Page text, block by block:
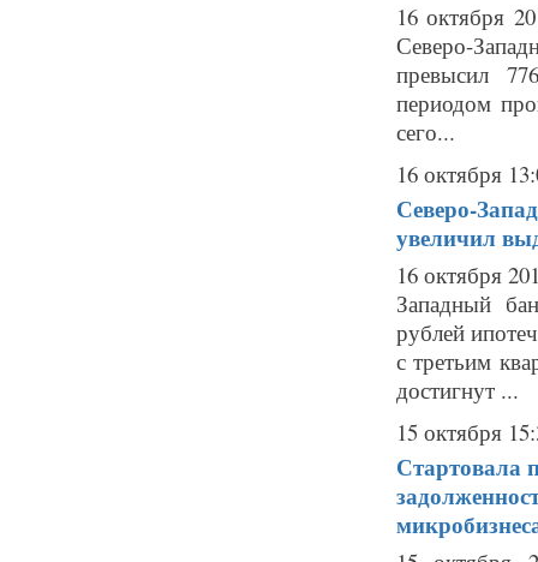
16 октября
Северо-
превысил
периодом
сего...
16 октября
Северо-
увеличил
16 октября
Западный
рублей
с третьим
достигнут ...
15 октября
Стартовала